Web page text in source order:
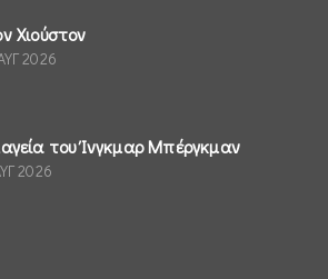
Χιούστον
2026
του Ίνγκμαρ Μπέργκμαν
2026